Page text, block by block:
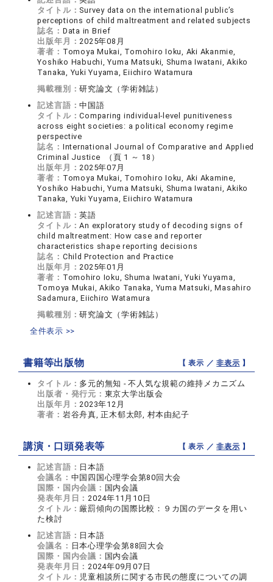
タイトル： Survey data on the international public’s
perceptions of child maltreatment and related subjects
誌名： Data in Brief
出版年月：2025年08月
著者： Tomoya Mukai, Tomohiro Ioku, Aki Akanmie,
Yoshiko Habuchi, Yuma Matsuki, Shuma Iwatani, Akiko
Tanaka, Yuki Yuyama, Eiichiro Watamura
掲載種別：研究論文（学術雑誌）
記述言語：中国語
タイトル：Comparing individual-level punitiveness
across eight societies: a political economy regime
perspective
誌名： International Journal of Comparative and Applied
Criminal Justice （頁 1 ～ 18）
出版年月：2025年07月
著者： Tomoya Mukai, Tomohiro Ioku, Aki Akamine,
Yoshiko Habuchi, Yuma Matsuki, Shuma Iwatani, Akiko
Tanaka, Yuki Yuyama, Eiichiro Watamura
記述言語：英語
タイトル：An exploratory study of decoding signs of
child maltreatment: How case and reporter
characteristics shape reporting decisions
誌名： Child Protection and Practice
出版年月：2025年01月
著者： Tomohiro Ioku, Shuma Iwatani, Yuki Yuyama,
Tomoya Mukai, Akiko Tanaka, Yuma Matsuki, Masahiro
Sadamura, Eiichiro Watamura
掲載種別：研究論文（学術雑誌）
全件表示 >>
書籍等出版物 【 表示 ／非表示 】
タイトル： 多元的無知 - 不人気な規範の維持メカニズム
出版者・発行元： 東京大学出版会
出版年月：2023年12月
著者： 岩谷舟真, 正木郁太郎, 村本由紀子
講演・口頭発表等 【 表示 ／非表示 】
記述言語： 日本語
会議名： 中国四国心理学会第80回大会
国際・国内会議： 国内会議
発表年月日：2024年11月10日
タイトル： 厳罰傾向の国際比較：９カ国のデータを用い
た検討
記述言語： 日本語
会議名： 日本心理学会第88回大会
国際・国内会議： 国内会議
発表年月日：2024年09月07日
タイトル： 児童相談所に関する市民の態度についての調